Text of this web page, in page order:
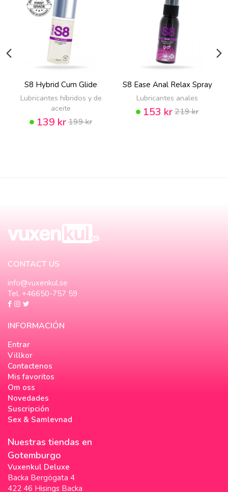
S8 Hybrid Cum Glide
Lubricantes híbridos y de
aceite
139 kr199 kr
S8 Ease Anal Relax Spray
Lubricantes anales
153 kr219 kr
CONTACT US
info@vuxenkul.se
Tel. +46650-757 59
INFORMACIÓN
Entrar
Villkor
Contactenos
Mis favoritos
Om oss
Novedades
Suscripción
Sex & Samlevnad
Nuestras tiendas en
Gotemburgo
Vuxenkul Deluxe
Backa Bergögata 4
422 46 Hisings Backa